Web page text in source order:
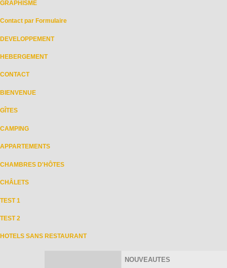
GRAPHISME
Contact par Formulaire
DEVELOPPEMENT
HEBERGEMENT
CONTACT
BIENVENUE
GÎTES
CAMPING
APPARTEMENTS
CHAMBRES D'HÔTES
CHÂLETS
TEST 1
TEST 2
HOTELS SANS RESTAURANT
NOUVEAUTES